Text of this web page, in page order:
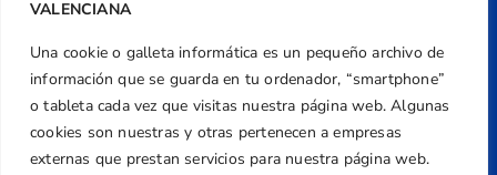
VALENCIANA
Una cookie o galleta informática es un pequeño archivo de
información que se guarda en tu ordenador, “smartphone”
o tableta cada vez que visitas nuestra página web. Algunas
cookies son nuestras y otras pertenecen a empresas
externas que prestan servicios para nuestra página web.
Dirección
Centre de L´Esport, Carrer d'Isaac Peral i
Caballero, Nº 5, Despachos 2 y 3, 46980,
Valencia